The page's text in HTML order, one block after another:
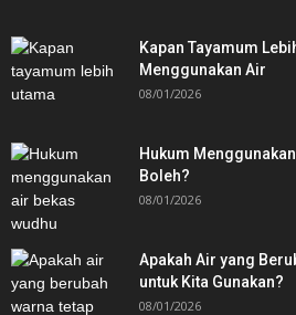
Kapan Tayamum
Menggunakan Air
08/01/2026
Hukum
Boleh?
08/01/2026
Apakah Air yang
untuk Kita Gunakan?
08/01/2026